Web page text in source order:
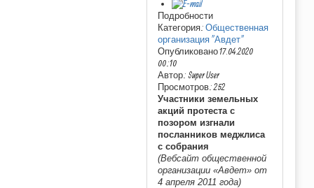
Подробности
Категория: Общественная
организация "Авдет"
Опубликовано 17.04.2020
00:10
Автор: Super User
Просмотров: 252
Участники земельных
акций протеста с
позором изгнали
посланников меджлиса
с собрания
(Вебсайт общественной
организации «Авдет» от
4 апреля 2011 года)